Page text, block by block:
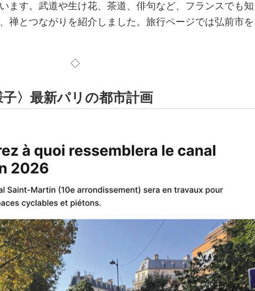
ます。武道や生け花、茶道、俳句など、フランスでも知
禅とつながりを紹介しました。旅行ページでは弘前市を
◇
〉最新パリの都市計画